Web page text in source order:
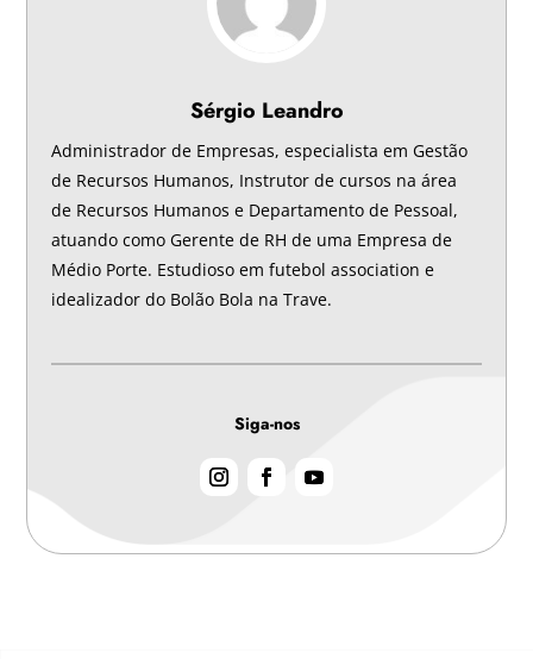
Sérgio Leandro
Administrador de Empresas, especialista em Gestão
de Recursos Humanos, Instrutor de cursos na área
de Recursos Humanos e Departamento de Pessoal,
atuando como Gerente de RH de uma Empresa de
Médio Porte. Estudioso em futebol association e
idealizador do Bolão Bola na Trave.
Siga-nos